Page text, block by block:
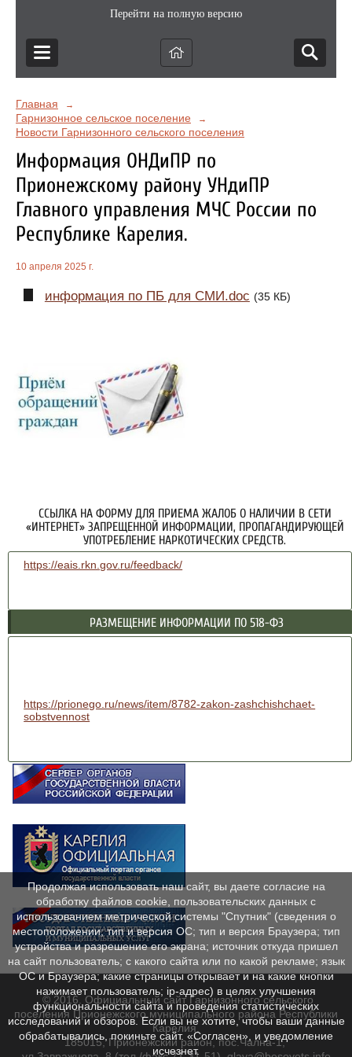
Перейти на полную версию
Главная →
Гарнизонное сельское поселение →
Новости Гарнизонного сельского поселения
Информация ОНДиПР по
Прионежскому району УНдиПР
Главного управления МЧС России по
Республике Карелия.
10 апреля 2025 г.
информация по ПБ для СМИ.doc (35 КБ)
ССЫЛКА НА ФОРМУ ДЛЯ ПРИЕМА ЖАЛОБ О НАЛИЧИИ В СЕТИ
«ИНТЕРНЕТ» ЗАПРЕЩЕННОЙ ИНФОРМАЦИИ, ПРОПАГАНДИРУЮЩЕЙ
УПОТРЕБЛЕНИЕ НАРКОТИЧЕСКИХ СРЕДСТВ.
https://eais.rkn.gov.ru/feedback/
РАЗМЕЩЕНИЕ ИНФОРМАЦИИ ПО 518-ФЗ
https://prionego.ru/news/item/8782-zakon-zashchishchaet-
sobstvennost
© 2016. Официальный сайт Гарнизонного сельского
поселения Прионежского муниципального района Республики
Карелия.
185015, Прионежский район, пос.Чална-1,
Продолжая использовать наш сайт, вы даете согласие на
обработку файлов cookie, пользовательских данных с
использованием метрической системы "Спутник" (сведения о
местоположении; тип и версия ОС; тип и версия Браузера; тип
устройства и разрешение его экрана; источник откуда пришел
на сайт пользователь; с какого сайта или по какой рекламе; язык
ОС и Браузера; какие страницы открывает и на какие кнопки
нажимает пользователь; ip-адрес) в целях улучшения
функциональности сайта и проведения статистических
исследований и обзоров. Если вы не хотите, чтобы ваши данные
обрабатывались, покиньте сайт. «Согласен», и уведомление
исчезнет.